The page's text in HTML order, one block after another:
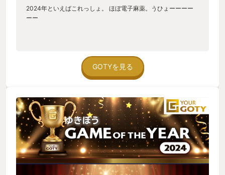
バイ‥！ ヤバイが‥！ もういい！ さぁ、みなさんも一緒にハマ
りませんか・・？ 毒沼はこちらですよ・・
2024年といえばこれっしょ。 ほぼ電子麻薬。うひょーーーー
ーー
GOTYを見る